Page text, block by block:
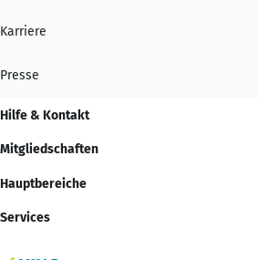
Karriere
Presse
Hilfe & Kontakt
Mitgliedschaften
Hauptbereiche
Services